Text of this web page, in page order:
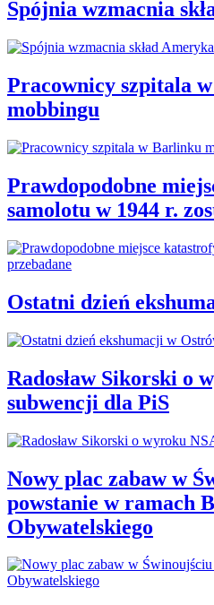
Spójnia wzmacnia
Pracownicy szpitala
mobbingu
Prawdopodobne
samolotu w 1944 r.
Ostatni dzień
Radosław Sikorski o
subwencji dla PiS
Nowy plac zabaw w
powstanie w ramach
Obywatelskiego